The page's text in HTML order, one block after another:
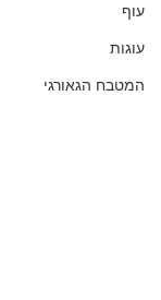
עוף
עוגות
המטבח הגאורגי